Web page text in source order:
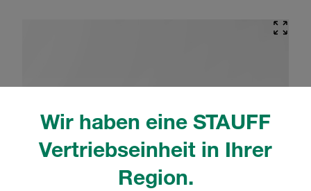
Wir haben eine STAUFF
Vertriebseinheit in Ihrer
Region.